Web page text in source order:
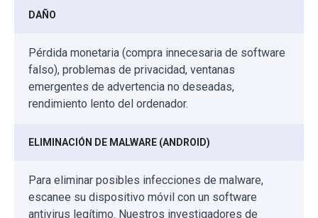
DAÑO
Pérdida monetaria (compra innecesaria de software
falso), problemas de privacidad, ventanas
emergentes de advertencia no deseadas,
rendimiento lento del ordenador.
ELIMINACIÓN DE MALWARE (ANDROID)
Para eliminar posibles infecciones de malware,
escanee su dispositivo móvil con un software
antivirus legítimo. Nuestros investigadores de